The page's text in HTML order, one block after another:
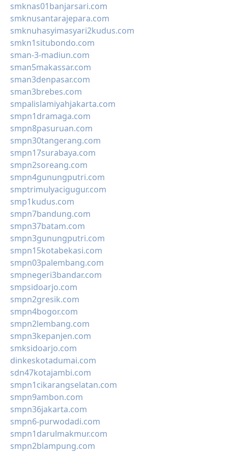
smknas01banjarsari.com
smknusantarajepara.com
smknuhasyimasyari2kudus.com
smkn1situbondo.com
sman-3-madiun.com
sman5makassar.com
sman3denpasar.com
sman3brebes.com
smpalislamiyahjakarta.com
smpn1dramaga.com
smpn8pasuruan.com
smpn30tangerang.com
smpn17surabaya.com
smpn2soreang.com
smpn4gunungputri.com
smptrimulyacigugur.com
smp1kudus.com
smpn7bandung.com
smpn37batam.com
smpn3gunungputri.com
smpn15kotabekasi.com
smpn03palembang.com
smpnegeri3bandar.com
smpsidoarjo.com
smpn2gresik.com
smpn4bogor.com
smpn2lembang.com
smpn3kepanjen.com
smksidoarjo.com
dinkeskotadumai.com
sdn47kotajambi.com
smpn1cikarangselatan.com
smpn9ambon.com
smpn36jakarta.com
smpn6-purwodadi.com
smpn1darulmakmur.com
smpn2blampung.com